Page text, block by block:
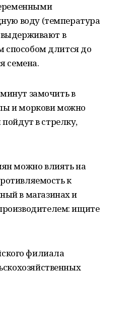
воду (температура
выдерживают в
способом длится до
семена.
замочить в
и моркови можно
в стрелку,
можно влиять на
к
в магазинах и
ищите
филиала